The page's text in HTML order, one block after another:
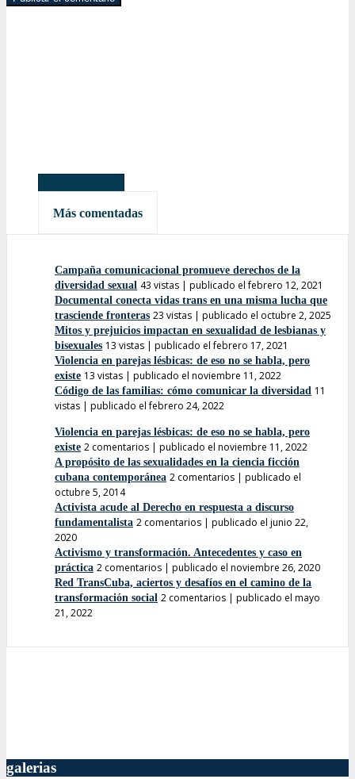
Más leídas
Más comentadas
Campaña comunicacional promueve derechos de la
diversidad sexual 43 vistas | publicado el febrero 12, 2021
Documental conecta vidas trans en una misma lucha que
trasciende fronteras 23 vistas | publicado el octubre 2, 2025
Mitos y prejuicios impactan en sexualidad de lesbianas y
bisexuales 13 vistas | publicado el febrero 17, 2021
Violencia en parejas lésbicas: de eso no se habla, pero
existe 13 vistas | publicado el noviembre 11, 2022
Código de las familias: cómo comunicar la diversidad 11
vistas | publicado el febrero 24, 2022
Violencia en parejas lésbicas: de eso no se habla, pero
existe 2 comentarios | publicado el noviembre 11, 2022
A propósito de las sexualidades en la ciencia ficción
cubana contemporánea 2 comentarios | publicado el
octubre 5, 2014
Activista acude al Derecho en respuesta a discurso
fundamentalista 2 comentarios | publicado el junio 22,
2020
Activismo y transformación. Antecedentes y caso en
práctica 2 comentarios | publicado el noviembre 26, 2020
Red TransCuba, aciertos y desafíos en el camino de la
transformación social 2 comentarios | publicado el mayo
21, 2022
galerias